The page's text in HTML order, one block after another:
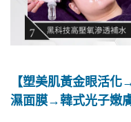
【塑美肌黃金眼活
濕面膜→韓式光子嫩